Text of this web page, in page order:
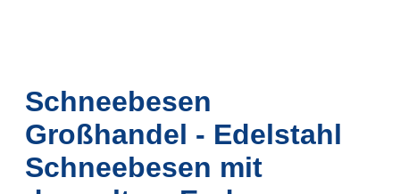
Schneebesen
Großhandel - Edelstahl
Schneebesen mit